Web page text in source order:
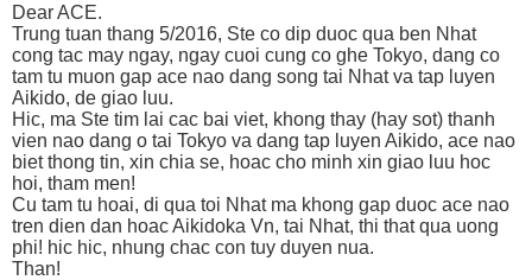
Dear ACE.
Trung tuan thang 5/2016, Ste co dip duoc qua ben Nhat
cong tac may ngay, ngay cuoi cung co ghe Tokyo, dang co
tam tu muon gap ace nao dang song tai Nhat va tap luyen
Aikido, de giao luu.
Hic, ma Ste tim lai cac bai viet, khong thay (hay sot) thanh
vien nao dang o tai Tokyo va dang tap luyen Aikido, ace nao
biet thong tin, xin chia se, hoac cho minh xin giao luu hoc
hoi, tham men!
Cu tam tu hoai, di qua toi Nhat ma khong gap duoc ace nao
tren dien dan hoac Aikidoka Vn, tai Nhat, thi that qua uong
phi! hic hic, nhung chac con tuy duyen nua.
Than!